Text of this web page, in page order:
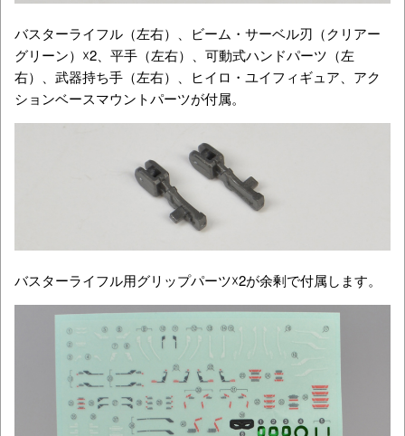
バスターライフル（左右）、ビーム・サーベル刃（クリアー
グリーン）☓2、平手（左右）、可動式ハンドパーツ（左
右）、武器持ち手（左右）、ヒイロ・ユイフィギュア、アク
ションベースマウントパーツが付属。
バスターライフル用グリップパーツ☓2が余剰で付属します。